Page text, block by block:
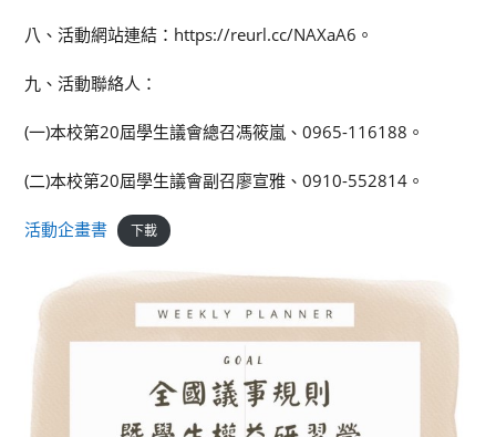
八、活動網站連結：https://reurl.cc/NAXaA6。
九、活動聯絡人：
(一)本校第20屆學生議會總召馮筱嵐、0965-116188。
(二)本校第20屆學生議會副召廖宣雅、0910-552814。
活動企畫書 下載